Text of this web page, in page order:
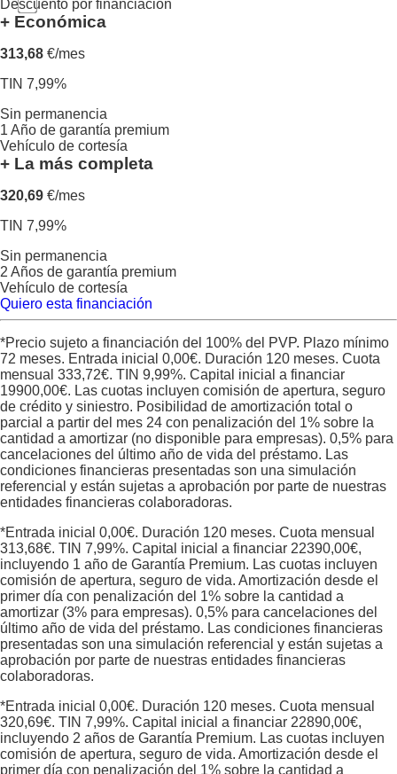
Descuento por financiación
+ Económica
313,68 €/mes
TIN 7,99%
Sin permanencia
1 Año de garantía premium
Vehículo de cortesía
+ La más completa
320,69 €/mes
TIN 7,99%
Sin permanencia
2 Años de garantía premium
Vehículo de cortesía
Quiero esta financiación
*Precio sujeto a financiación del 100% del PVP. Plazo mínimo
72 meses. Entrada inicial 0,00€. Duración 120 meses. Cuota
mensual 333,72€. TIN 9,99%. Capital inicial a financiar
19900,00€. Las cuotas incluyen comisión de apertura, seguro
de crédito y siniestro. Posibilidad de amortización total o
parcial a partir del mes 24 con penalización del 1% sobre la
cantidad a amortizar (no disponible para empresas). 0,5% para
cancelaciones del último año de vida del préstamo. Las
condiciones financieras presentadas son una simulación
referencial y están sujetas a aprobación por parte de nuestras
entidades financieras colaboradoras.
*Entrada inicial 0,00€. Duración 120 meses. Cuota mensual
313,68€. TIN 7,99%. Capital inicial a financiar 22390,00€,
incluyendo 1 año de Garantía Premium. Las cuotas incluyen
comisión de apertura, seguro de vida. Amortización desde el
primer día con penalización del 1% sobre la cantidad a
amortizar (3% para empresas). 0,5% para cancelaciones del
último año de vida del préstamo. Las condiciones financieras
presentadas son una simulación referencial y están sujetas a
aprobación por parte de nuestras entidades financieras
colaboradoras.
*Entrada inicial 0,00€. Duración 120 meses. Cuota mensual
320,69€. TIN 7,99%. Capital inicial a financiar 22890,00€,
incluyendo 2 años de Garantía Premium. Las cuotas incluyen
comisión de apertura, seguro de vida. Amortización desde el
primer día con penalización del 1% sobre la cantidad a